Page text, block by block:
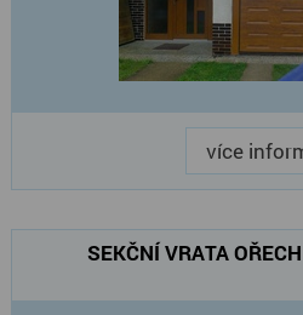
více
SEKČNÍ VRATA